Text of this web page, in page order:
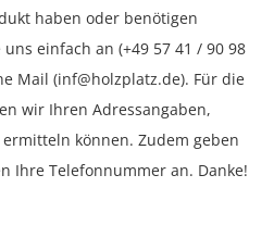
haben oder benötigen
einfach an (+49 57 41 / 90 98
Mail (inf@holzplatz.de). Für die
wir Ihren Adressangaben,
können. Zudem geben
Ihre Telefonnummer an. Danke!